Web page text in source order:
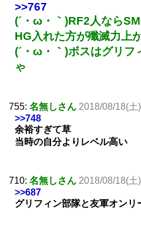
>>767
(´・ω・｀)RF2人なら
HG入れた方が殲滅力上
(´・ω・｀)ボスはグリフ
ゃ
755: 名無しさん 2018/08/18(土
>>748
余裕すぎて草
当時の自分よりレベル高い
710: 名無しさん 2018/08/18(土
>>687
グリフィン部隊と友軍オン